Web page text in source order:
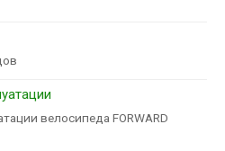
велосипеда FORWARD